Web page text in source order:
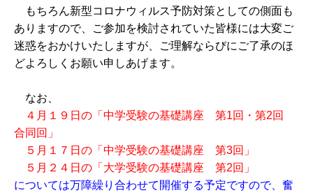
もちろん新型コロナウィルス予防対策としての側面も
ありますので、ご参加を検討されていた皆様には大変ご
迷惑をおかけいたしますが、ご理解ならびにご了承のほ
どよろしくお願い申しあげます。
なお、
４月１９日の「中学受験の基礎講座 第1回・第2回
合同回」
５月１７日の「中学受験の基礎講座 第3回」
５月２４日の「大学受験の基礎講座 第2回」
については万障繰り合わせて開催する予定ですので、奮